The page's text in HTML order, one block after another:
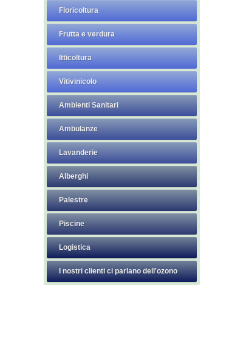
Floricoltura
Frutta e verdura
Itticoltura
Vitivinicolo
Ambienti Sanitari
Ambulanze
Lavanderie
Alberghi
Palestre
Piscine
Logistica
I nostri clienti ci parlano dell'ozono